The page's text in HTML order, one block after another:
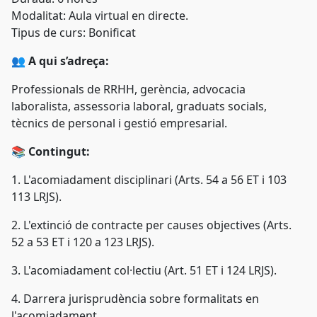
Modalitat: Aula virtual en directe.
Tipus de curs: Bonificat
👥 A qui s’adreça:
Professionals de RRHH, gerència, advocacia
laboralista, assessoria laboral, graduats socials,
tècnics de personal i gestió empresarial.
📚 Contingut:
1. L'acomiadament disciplinari (Arts. 54 a 56 ET i 103
113 LRJS).
2. L'extinció de contracte per causes objectives (Arts.
52 a 53 ET i 120 a 123 LRJS).
3. L'acomiadament col·lectiu (Art. 51 ET i 124 LRJS).
4. Darrera jurisprudència sobre formalitats en